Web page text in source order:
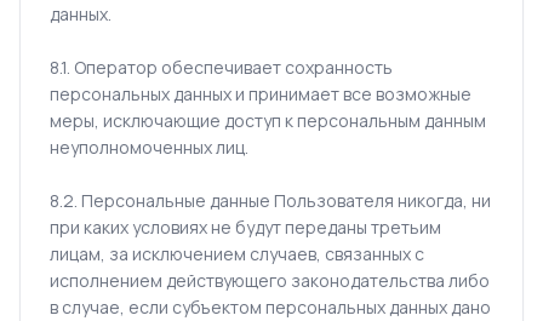
данных.
8.1. Оператор обеспечивает сохранность
персональных данных и принимает все возможные
меры, исключающие доступ к персональным данным
неуполномоченных лиц.
8.2. Персональные данные Пользователя никогда, ни
при каких условиях не будут переданы третьим
лицам, за исключением случаев, связанных с
исполнением действующего законодательства либо
в случае, если субъектом персональных данных дано